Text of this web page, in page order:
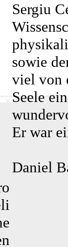
Sergiu
sowie
viel von
Seele
Er war
Daniel